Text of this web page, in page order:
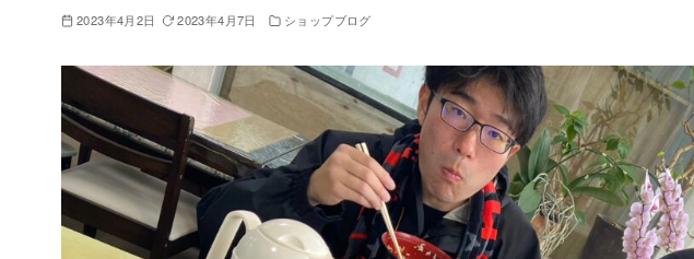
2023年4月2日 2023年4月7日 ショップブログ